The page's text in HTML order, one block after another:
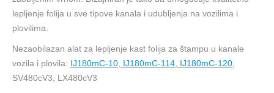
lepljenje folija u sve tipove kanala i udubljenja na vozilima i
plovilima.
Nezaobilazan alat za lepljenje kast folija za štampu u kanale
vozila i plovila: IJ180mC-10 IJ180mC-114 IJ180mC-120
SV480cV3, LX480cV3